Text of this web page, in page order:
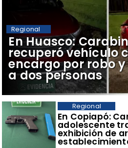
​En Copiapó:
adolescente
exhibición de
Regional
​En Huasco:
recuperó vehículo
encargo por robo
a dos personas
Regional